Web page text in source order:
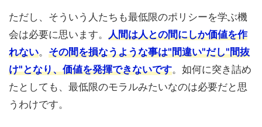
ただし、そういう人たちも最低限のポリシーを学ぶ機
会は必要に思います。 人間は人との間にしか価値を作
れない。 その間を損なうような事は"間違い"だし"間抜
け"となり、価値を発揮できないです。如何に突き詰め
たとしても、最低限のモラルみたいなのは必要だと思
うわけです。